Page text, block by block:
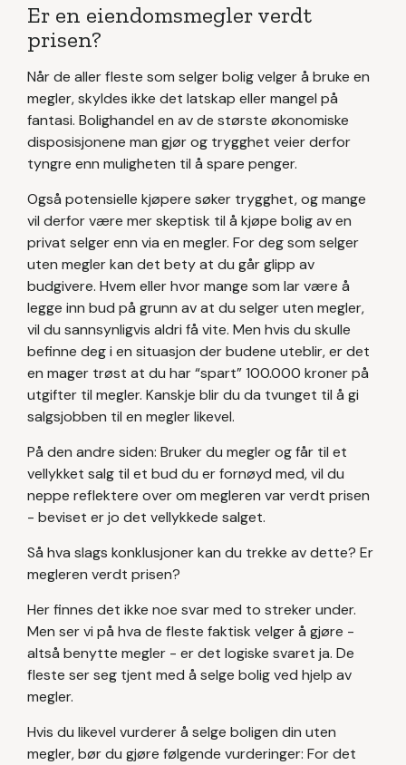
Er en eiendomsmegler verdt
prisen?
Når de aller fleste som selger bolig velger å bruke en
megler, skyldes ikke det latskap eller mangel på
fantasi. Bolighandel en av de største økonomiske
disposisjonene man gjør og trygghet veier derfor
tyngre enn muligheten til å spare penger.
Også potensielle kjøpere søker trygghet, og mange
vil derfor være mer skeptisk til å kjøpe bolig av en
privat selger enn via en megler. For deg som selger
uten megler kan det bety at du går glipp av
budgivere. Hvem eller hvor mange som lar være å
legge inn bud på grunn av at du selger uten megler,
vil du sannsynligvis aldri få vite. Men hvis du skulle
befinne deg i en situasjon der budene uteblir, er det
en mager trøst at du har “spart” 100.000 kroner på
utgifter til megler. Kanskje blir du da tvunget til å gi
salgsjobben til en megler likevel.
På den andre siden: Bruker du megler og får til et
vellykket salg til et bud du er fornøyd med, vil du
neppe reflektere over om megleren var verdt prisen
- beviset er jo det vellykkede salget.
Så hva slags konklusjoner kan du trekke av dette? Er
megleren verdt prisen?
Her finnes det ikke noe svar med to streker under.
Men ser vi på hva de fleste faktisk velger å gjøre -
altså benytte megler - er det logiske svaret ja. De
fleste ser seg tjent med å selge bolig ved hjelp av
megler.
Hvis du likevel vurderer å selge boligen din uten
megler, bør du gjøre følgende vurderinger: For det